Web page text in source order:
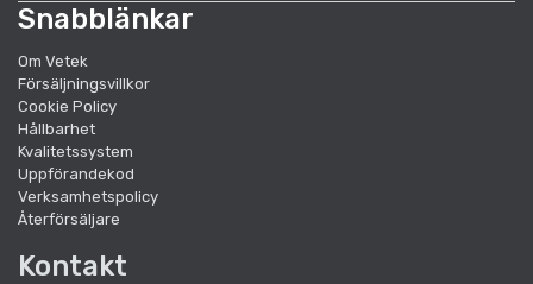
Snabblänkar
Om Vetek
Försäljningsvillkor
Cookie Policy
Hållbarhet
Kvalitetssystem
Uppförandekod
Verksamhetspolicy
Återförsäljare
Kontakt